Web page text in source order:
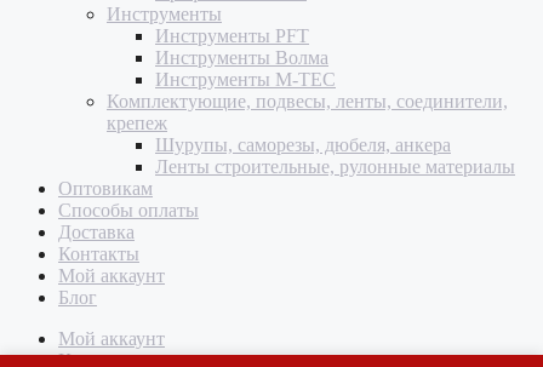
Инструменты
Инструменты PFT
Инструменты Волма
Инструменты M-TEC
Комплектующие, подвесы, ленты, соединители,
крепеж
Шурупы, саморезы, дюбеля, анкера
Ленты строительные, рулонные материалы
Оптовикам
Способы оплаты
Доставка
Контакты
Мой аккаунт
Блог
Мой аккаунт
Корзина